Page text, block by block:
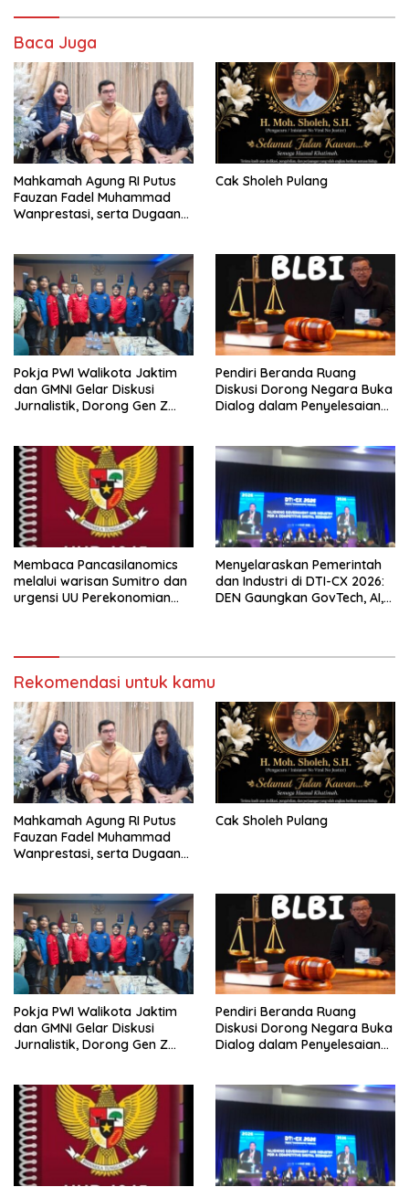
Baca Juga
Mahkamah Agung RI Putus
Fauzan Fadel Muhammad
Wanprestasi, serta Dugaan
Cak Sholeh Pulang
Pokja PWI Walikota Jaktim
dan GMNI Gelar Diskusi
Jurnalistik, Dorong Gen Z
Pendiri Beranda Ruang
Diskusi Dorong Negara Buka
Dialog dalam Penyelesaian
Membaca Pancasilanomics
melalui warisan Sumitro dan
urgensi UU Perekonomian
Menyelaraskan Pemerintah
dan Industri di DTI-CX 2026:
DEN Gaungkan GovTech, AI,
Rekomendasi untuk kamu
Mahkamah Agung RI Putus
Fauzan Fadel Muhammad
Wanprestasi, serta Dugaan
Cak Sholeh Pulang
Pokja PWI Walikota Jaktim
dan GMNI Gelar Diskusi
Jurnalistik, Dorong Gen Z
Pendiri Beranda Ruang
Diskusi Dorong Negara Buka
Dialog dalam Penyelesaian